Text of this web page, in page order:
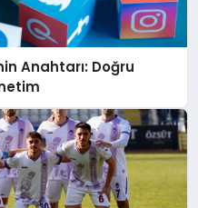
Anahtarı: Doğru